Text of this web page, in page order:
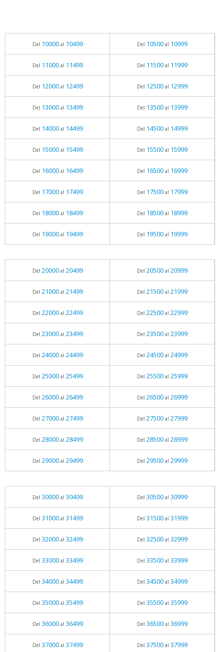
Del 10000al 10499 Del 10500al 10999
Del 11000al 11499 Del 11500al 11999
Del 12000al 12499 Del 12500al 12999
Del 13000al 13499 Del 13500al 13999
Del 14000al 14499 Del 14500al 14999
Del 15000al 15499 Del 15500al 15999
Del 16000al 16499 Del 16500al 16999
Del 17000al 17499 Del 17500al 17999
Del 18000al 18499 Del 18500al 18999
Del 19000al 19499 Del 19500al 19999
Del 20000al 20499 Del 20500al 20999
Del 21000al 21499 Del 21500al 21999
Del 22000al 22499 Del 22500al 22999
Del 23000al 23499 Del 23500al 23999
Del 24000al 24499 Del 24500al 24999
Del 25000al 25499 Del 25500al 25999
Del 26000al 26499 Del 26500al 26999
Del 27000al 27499 Del 27500al 27999
Del 28000al 28499 Del 28500al 28999
Del 29000al 29499 Del 29500al 29999
Del 30000al 30499 Del 30500al 30999
Del 31000al 31499 Del 31500al 31999
Del 32000al 32499 Del 32500al 32999
Del 33000al 33499 Del 33500al 33999
Del 34000al 34499 Del 34500al 34999
Del 35000al 35499 Del 35500al 35999
Del 36000al 36499 Del 36500al 36999
Del 37000al 37499 Del 37500al 37999